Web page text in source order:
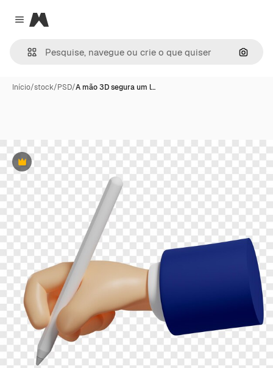
Close menu
Magnific
Início/stock/PSD/A mão 3D segura um l…
Premium